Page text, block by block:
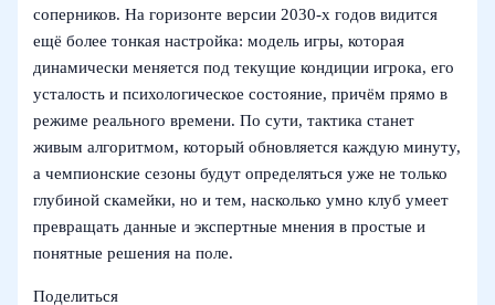
соперников. На горизонте версии 2030‑х годов видится
ещё более тонкая настройка: модель игры, которая
динамически меняется под текущие кондиции игрока, его
усталость и психологическое состояние, причём прямо в
режиме реального времени. По сути, тактика станет
живым алгоритмом, который обновляется каждую минуту,
а чемпионские сезоны будут определяться уже не только
глубиной скамейки, но и тем, насколько умно клуб умеет
превращать данные и экспертные мнения в простые и
понятные решения на поле.
Поделиться